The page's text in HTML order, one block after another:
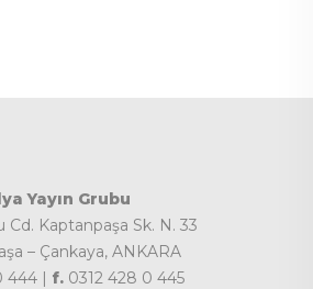
Yayın Grubu
Kaptanpaşa Sk. N. 33
– Çankaya, ANKARA
444 | f. 0312 428 0 445